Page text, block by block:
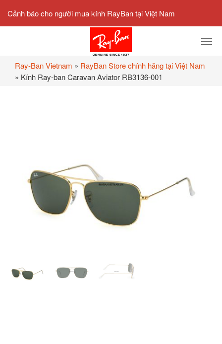
Cảnh báo cho người mua kính RayBan tại Việt Nam
Ray-Ban Vietnam » RayBan Store chính hãng tại Việt Nam
» Kính Ray-ban Caravan Aviator RB3136-001